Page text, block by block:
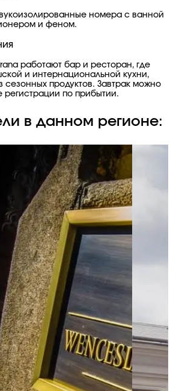
номера с ванной
и феном.
работают бар и ресторан, где
и интернациональной кухни,
сезонных продуктов. Завтрак можно
регистрации по прибытии.
в данном регионе: